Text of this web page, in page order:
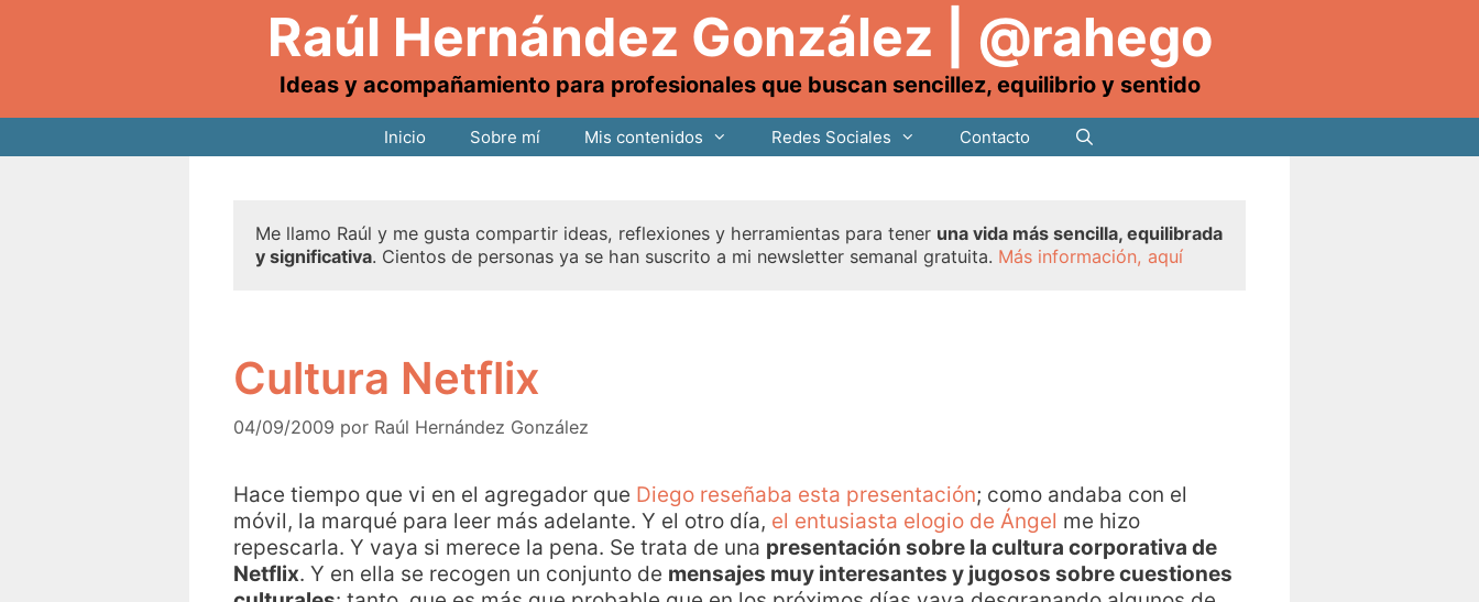
Raúl Hernández González | @rahego
Ideas y acompañamiento para profesionales que buscan sencillez, equilibrio y sentido
Inicio Sobre mí Mis contenidos Redes Sociales Contacto
Me llamo Raúl y me gusta compartir ideas, reflexiones y herramientas para tener una vida más sencilla, equilibrada
y significativa. Cientos de personas ya se han suscrito a mi newsletter semanal gratuita. Más información, aquí
Cultura Netflix
04/09/2009 por Raúl Hernández González
Hace tiempo que vi en el agregador que Diego reseñaba esta presentación; como andaba con el
móvil, la marqué para leer más adelante. Y el otro día, el entusiasta elogio de Ángel me hizo
repescarla. Y vaya si merece la pena. Se trata de una presentación sobre la cultura corporativa de
Netflix. Y en ella se recogen un conjunto de mensajes muy interesantes y jugosos sobre cuestiones